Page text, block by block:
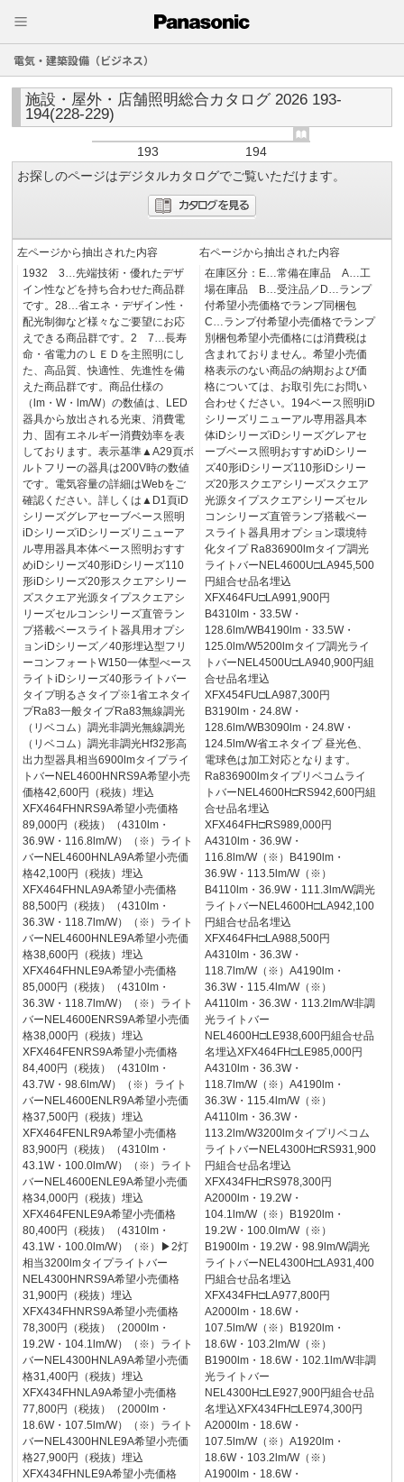
電気・建築設備（ビジネス）
施設・屋外・店舗照明総合カタログ 2026 193-
194(228-229)
193
194
お探しのページはデジタルカタログでご覧いただけます。
左ページから抽出された内容
1932 3…先端技術・優れたデザ
イン性などを持ち合わせた商品群
です。28…省エネ・デザイン性・
配光制御など様々なご要望にお応
えできる商品群です。2 7…長寿
命・省電力のＬＥＤを主照明にし
た、高品質、快適性、先進性を備
えた商品群です。商品仕様の
（lm・W・lm/W）の数値は、LED
器具から放出される光束、消費電
力、固有エネルギー消費効率を表
しております。表示基準▲A29頁ボ
ルトフリーの器具は200V時の数値
です。電気容量の詳細はWebをご
確認ください。詳しくは▲D1頁iD
シリーズグレアセーブベース照明
iDシリーズiDシリーズリニューア
ル専用器具本体ベース照明おすす
めiDシリーズ40形iDシリーズ110
形iDシリーズ20形スクエアシリー
ズスクエア光源タイプスクエアシ
リーズセルコンシリーズ直管ラン
プ搭載ベースライト器具用オプシ
ョンiDシリーズ／40形埋込型フリ
ーコンフォートW150一体型べース
ライトiDシリーズ40形ライトバー
タイプ明るさタイプ※1省エネタイ
プRa83一般タイプRa83無線調光
（リベコム）調光非調光無線調光
（リベコム）調光非調光Hf32形高
出力型器具相当6900lmタイプライ
トバーNEL4600HNRS9A希望小売
価格42,600円（税抜）埋込
XFX464FHNRS9A希望小売価格
89,000円（税抜）（4310lm・
36.9W・116.8lm/W）（※）ライト
バーNEL4600HNLA9A希望小売価
格42,100円（税抜）埋込
XFX464FHNLA9A希望小売価格
88,500円（税抜）（4310lm・
36.3W・118.7lm/W）（※）ライト
バーNEL4600HNLE9A希望小売価
格38,600円（税抜）埋込
XFX464FHNLE9A希望小売価格
85,000円（税抜）（4310lm・
36.3W・118.7lm/W）（※）ライト
バーNEL4600ENRS9A希望小売価
格38,000円（税抜）埋込
XFX464FENRS9A希望小売価格
84,400円（税抜）（4310lm・
43.7W・98.6lm/W）（※）ライト
バーNEL4600ENLR9A希望小売価
格37,500円（税抜）埋込
XFX464FENLR9A希望小売価格
83,900円（税抜）（4310lm・
43.1W・100.0lm/W）（※）ライト
バーNEL4600ENLE9A希望小売価
格34,000円（税抜）埋込
XFX464FENLE9A希望小売価格
80,400円（税抜）（4310lm・
43.1W・100.0lm/W）（※）▶2灯
相当3200lmタイプライトバー
NEL4300HNRS9A希望小売価格
31,900円（税抜）埋込
XFX434FHNRS9A希望小売価格
78,300円（税抜）（2000lm・
19.2W・104.1lm/W）（※）ライト
バーNEL4300HNLA9A希望小売価
格31,400円（税抜）埋込
XFX434FHNLA9A希望小売価格
77,800円（税抜）（2000lm・
18.6W・107.5lm/W）（※）ライト
バーNEL4300HNLE9A希望小売価
格27,900円（税抜）埋込
XFX434FHNLE9A希望小売価格
右ページから抽出された内容
在庫区分：E…常備在庫品 A…工
場在庫品 B…受注品／D…ランプ
付希望小売価格でランプ同梱包
C…ランプ付希望小売価格でランプ
別梱包希望小売価格には消費税は
含まれておりません。希望小売価
格表示のない商品の納期および価
格については、お取引先にお問い
合わせください。194ベース照明iD
シリーズリニューアル専用器具本
体iDシリーズiDシリーズグレアセ
ーブベース照明おすすめiDシリー
ズ40形iDシリーズ110形iDシリー
ズ20形スクエアシリーズスクエア
光源タイプスクエアシリーズセル
コンシリーズ直管ランプ搭載ベー
スライト器具用オプション環境特
化タイプ Ra836900lmタイプ調光
ライトバーNEL4600U□LA945,500
円組合せ品名埋込
XFX464FU□LA991,900円
B4310lm・33.5W・
128.6lm/WB4190lm・33.5W・
125.0lm/W5200lmタイプ調光ライ
トバーNEL4500U□LA940,900円組
合せ品名埋込
XFX454FU□LA987,300円
B3190lm・24.8W・
128.6lm/WB3090lm・24.8W・
124.5lm/W省エネタイプ 昼光色、
電球色は加工対応となります。
Ra836900lmタイプリベコムライ
トバーNEL4600H□RS942,600円組
合せ品名埋込
XFX464FH□RS989,000円
A4310lm・36.9W・
116.8lm/W（※）B4190lm・
36.9W・113.5lm/W（※）
B4110lm・36.9W・111.3lm/W調光
ライトバーNEL4600H□LA942,100
円組合せ品名埋込
XFX464FH□LA988,500円
A4310lm・36.3W・
118.7lm/W（※）A4190lm・
36.3W・115.4lm/W（※）
A4110lm・36.3W・113.2lm/W非調
光ライトバー
NEL4600H□LE938,600円組合せ品
名埋込XFX464FH□LE985,000円
A4310lm・36.3W・
118.7lm/W（※）A4190lm・
36.3W・115.4lm/W（※）
A4110lm・36.3W・
113.2lm/W3200lmタイプリベコム
ライトバーNEL4300H□RS931,900
円組合せ品名埋込
XFX434FH□RS978,300円
A2000lm・19.2W・
104.1lm/W（※）B1920lm・
19.2W・100.0lm/W（※）
B1900lm・19.2W・98.9lm/W調光
ライトバーNEL4300H□LA931,400
円組合せ品名埋込
XFX434FH□LA977,800円
A2000lm・18.6W・
107.5lm/W（※）B1920lm・
18.6W・103.2lm/W（※）
B1900lm・18.6W・102.1lm/W非調
光ライトバー
NEL4300H□LE927,900円組合せ品
名埋込XFX434FH□LE974,300円
A2000lm・18.6W・
107.5lm/W（※）A1920lm・
18.6W・103.2lm/W（※）
A1900lm・18.6W・